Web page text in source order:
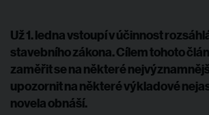
Už 1. ledna vstoupí v účinnost
stavebního zákona. Cílem tohoto
zaměřit se na některé
upozornit na některé výkladové
novela obnáší.